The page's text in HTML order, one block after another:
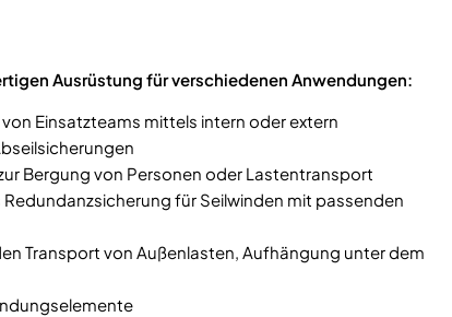
Ausrüstung für verschiedenen Anwendungen:
Einsatzteams mittels intern oder extern
Bergung von Personen oder Lastentransport
für Seilwinden mit passenden
Transport von Außenlasten, Aufhängung unter dem